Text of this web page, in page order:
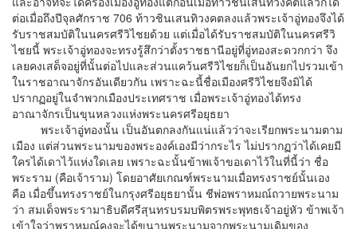
ต่อเมื่อถึงปีจุลศักราช 706 ท้าวชินเสนทิวงคตลงแล้วพระเจ้าอู่ทองจึงได้
รับราชสมบัติในนครศรีวิไชยด้วย แต่เมื่อได้รับราชสมบัติในนครศรีวิ
ไชยนี้ พระเจ้าอู่ทองจะทรงรู้สึกว่าตั้งราชธานีอยู่ที่อู่ทองสะดวกกว่า จึง
เลยคงเสด็จอยู่ที่นั้นต่อไปและส่วนแคว้นศรีวิไชยก็เป็นอันยกไปรวมเข้า
ในราชอาณาจักรอันเดียวกัน เพราะฉะนี้ชื่อเมืองศรีวิไชยจึงมิได้
ปรากฏอยู่ในจำพวกเมืองประเทศราช เมื่อพระเจ้าอู่ทองได้ทรง
อาณาจักรเป็นขุนหลวงแห่งพระนครศรีอยุธยา
พระเจ้าอู่ทองนั้น เป็นอันตกลงกันแน่แล้วว่าจะเรียกพระนามตาม
เมือง แต่ส่วนพระนามของพระองค์เองมีว่ากระไร ไม่ปรากฏว่าได้เคยมี
ใครได้เดาไว้แห่งใดเลย เพราะฉะนั้นข้าพเจ้าขอเดาไว้ในที่นี้ว่า ชื่อ
พระราม (คือเจ้าราม) โดยอาศัยเกณฑ์พระนามเมื่อทรงราชย์นั้นเอง
คือ เมื่อขึ้นทรงราชย์ในกรุงศรีอยุธยานั้น ชีพ่อพราหมณ์ถวายพระนาม
ว่า สมเด็จพระรามาธิบดีศรีสุนทรบรมบพิตรพระพุทธเจ้าอยู่หัว ข้าพเจ้า
เข้าใจว่าพราหมณ์คงจะได้ขนานพระนามจากพระนามเดิมของ